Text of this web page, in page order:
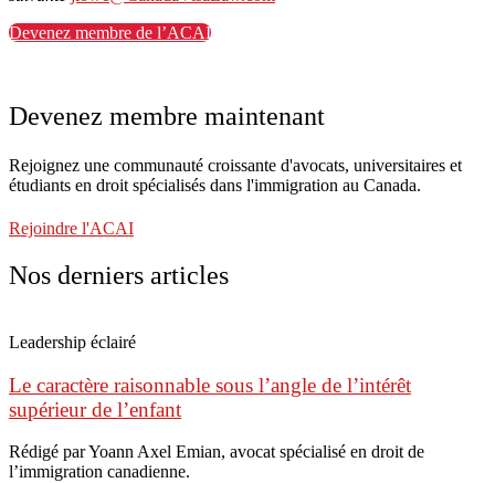
Devenez membre de l’ACAI
Devenez membre maintenant
Rejoignez une communauté croissante d'avocats, universitaires et
étudiants en droit spécialisés dans l'immigration au Canada.
Rejoindre l'ACAI
Nos derniers articles
Leadership éclairé
Le caractère raisonnable sous l’angle de l’intérêt
supérieur de l’enfant
Rédigé par Yoann Axel Emian, avocat spécialisé en droit de
l’immigration canadienne.